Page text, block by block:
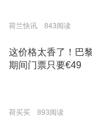
荷兰快讯 843阅读
这价格太香了！巴
期间门票只要€49
荷买买 893阅读